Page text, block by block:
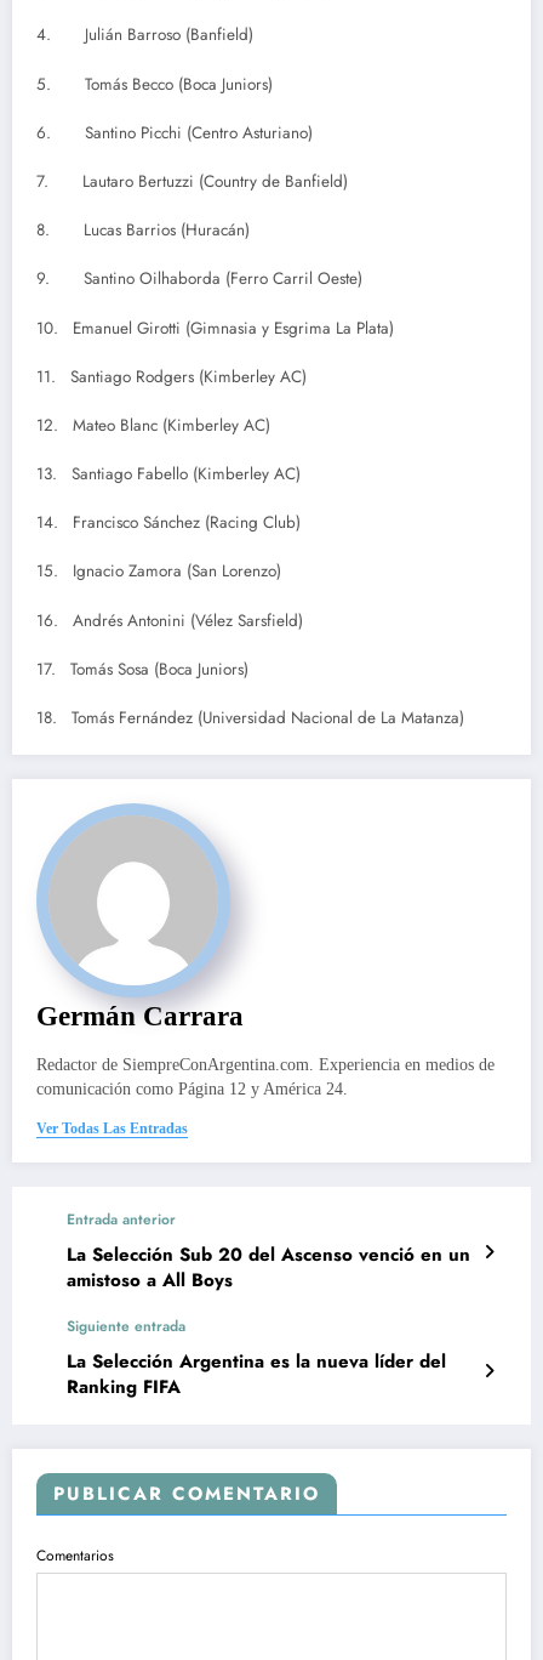
4. Julián Barroso (Banfield)
5. Tomás Becco (Boca Juniors)
6. Santino Picchi (Centro Asturiano)
7. Lautaro Bertuzzi (Country de Banfield)
8. Lucas Barrios (Huracán)
9. Santino Oilhaborda (Ferro Carril Oeste)
10. Emanuel Girotti (Gimnasia y Esgrima La Plata)
11. Santiago Rodgers (Kimberley AC)
12. Mateo Blanc (Kimberley AC)
13. Santiago Fabello (Kimberley AC)
14. Francisco Sánchez (Racing Club)
15. Ignacio Zamora (San Lorenzo)
16. Andrés Antonini (Vélez Sarsfield)
17. Tomás Sosa (Boca Juniors)
18. Tomás Fernández (Universidad Nacional de La Matanza)
Germán Carrara
Redactor de SiempreConArgentina.com. Experiencia en medios de
comunicación como Página 12 y América 24.
Ver Todas Las Entradas
Entrada anterior
La Selección Sub 20 del Ascenso venció en un
amistoso a All Boys
Siguiente entrada
La Selección Argentina es la nueva líder del
Ranking FIFA
PUBLICAR COMENTARIO
Comentarios